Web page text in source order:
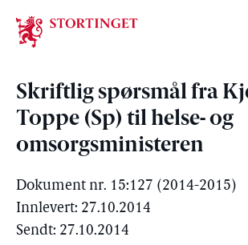
Stortinget.no
Skriftlig spørsmål fra
Toppe (Sp) til helse- og
omsorgsministeren
Dokument nr. 15:127 (2014-2015)
Innlevert: 27.10.2014
Sendt: 27.10.2014